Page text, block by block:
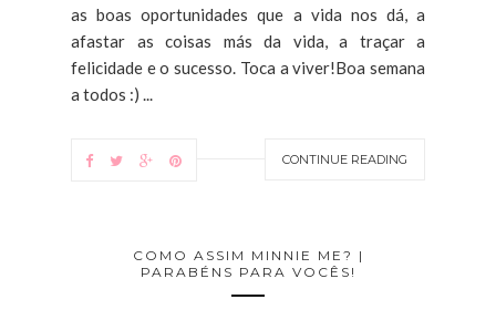
as boas oportunidades que a vida nos dá, a
afastar as coisas más da vida, a traçar a
felicidade e o sucesso. Toca a viver!Boa semana
a todos :) ...
CONTINUE READING
COMO ASSIM MINNIE ME? |
PARABÉNS PARA VOCÊS!